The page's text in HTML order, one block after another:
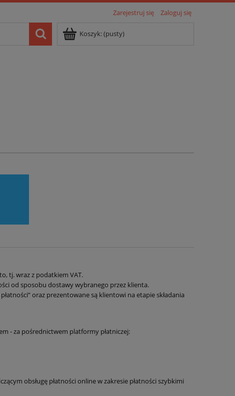
Zarejestruj się Zaloguj się
Koszyk:(pusty)
tj. wraz z podatkiem VAT.
od sposobu dostawy wybranego przez klienta.
oraz prezentowane są klientowi na etapie składania
- za pośrednictwem platformy płatniczej:
obsługę płatności online w zakresie płatności szybkimi